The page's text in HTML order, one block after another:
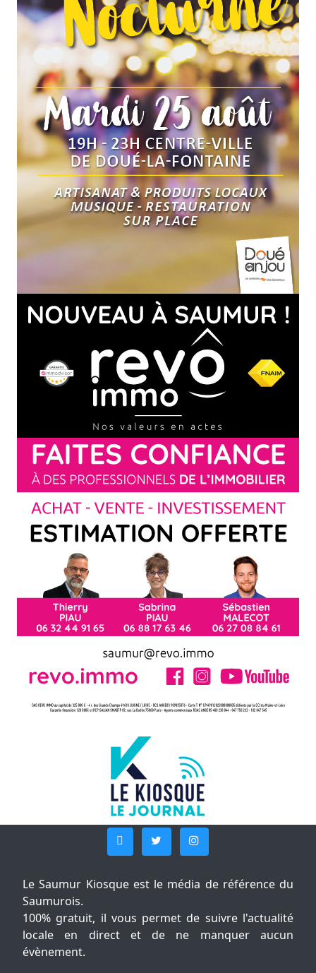
Le Saumur Kiosque est le média de référence du
Saumurois.
100% gratuit, il vous permet de suivre l'actualité
locale en direct et de ne manquer aucun
évènement.